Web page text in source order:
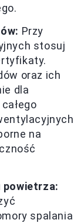
Przy
stosuj
oraz ich
dla
na
powietrza:
spalania